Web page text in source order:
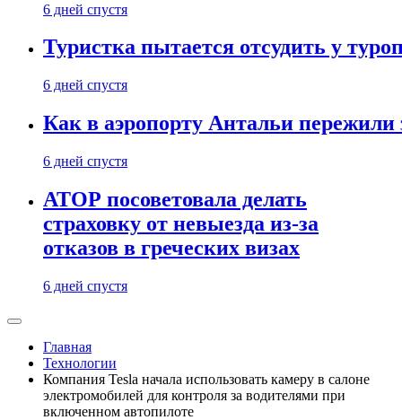
6 дней спустя
Туристка пытается отсудить у
6 дней спустя
Как в аэропорту Антальи
6 дней спустя
АТОР посоветовала делать
страховку от невыезда из-за
отказов в греческих визах
6 дней спустя
Главная
Технологии
Компания Tesla начала использовать камеру в салоне
электромобилей для контроля за водителями при
включенном автопилоте